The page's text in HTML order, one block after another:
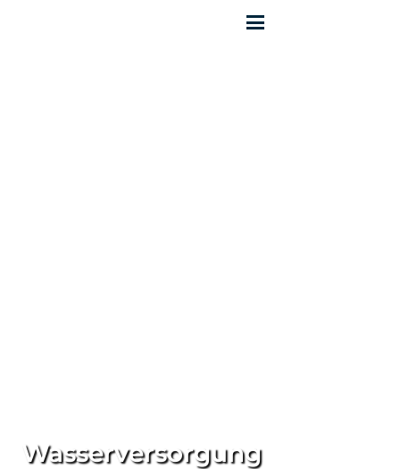
Wasserversorgung